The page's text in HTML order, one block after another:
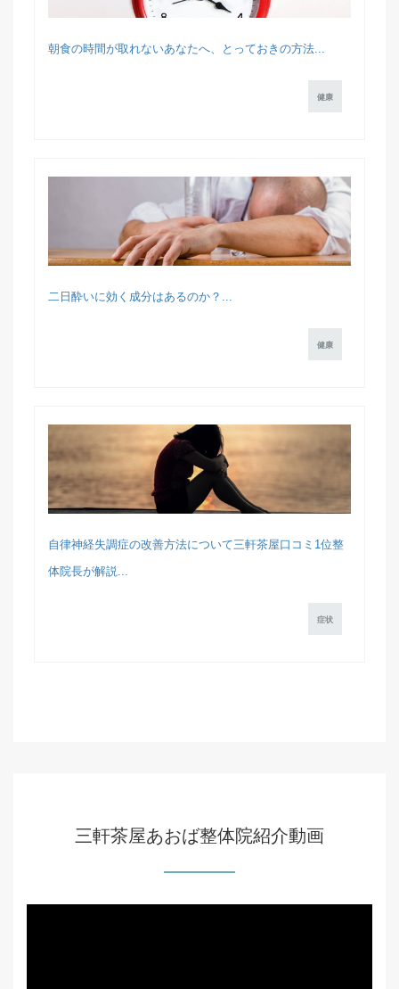
朝食の時間が取れないあなたへ、とっておきの方法...
健康
二日酔いに効く成分はあるのか？...
健康
自律神経失調症の改善方法について三軒茶屋口コミ1位整
体院長が解説...
症状
三軒茶屋あおば整体院紹介動画